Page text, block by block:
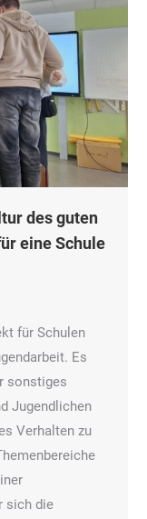
des guten
eine Schule
für Schulen
Es
sonstiges
Jugendlichen
Verhalten zu
sich die